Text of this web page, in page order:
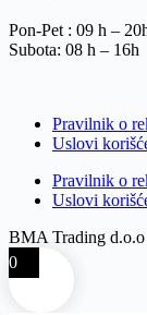
Pon-Pet : 09 h –
Subota: 08 h – 16h
Pravilnik o
Uslovi
Pravilnik o
Uslovi
BMA Trading d.o.o
0